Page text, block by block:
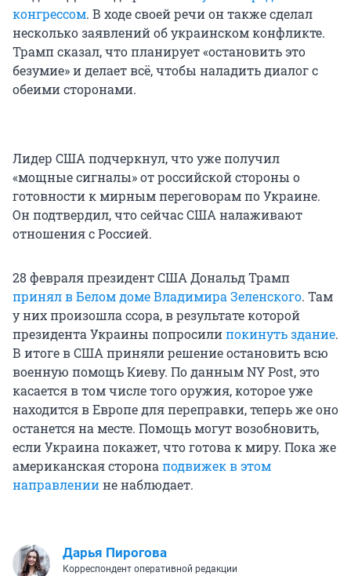
конгрессом. В ходе своей речи он также сделал
несколько заявлений об украинском конфликте.
Трамп сказал, что планирует «остановить это
безумие» и делает всё, чтобы наладить диалог с
обеими сторонами.
Лидер США подчеркнул, что уже получил
«мощные сигналы» от российской стороны о
готовности к мирным переговорам по Украине.
Он подтвердил, что сейчас США налаживают
отношения с Россией.
28 февраля президент США Дональд Трамп
принял в Белом доме Владимира Зеленского. Там
у них произошла ссора, в результате которой
президента Украины попросилипокинуть здание.
В итоге в США приняли решение остановить всю
военную помощь Киеву. По данным NY Post, это
касается в том числе того оружия, которое уже
находится в Европе для переправки, теперь же оно
останется на месте. Помощь могут возобновить,
если Украина покажет, что готова к миру. Пока же
американская сторона подвижек в этом
направлениине наблюдает.
Дарья Пирогова
Корреспондент оперативной редакции